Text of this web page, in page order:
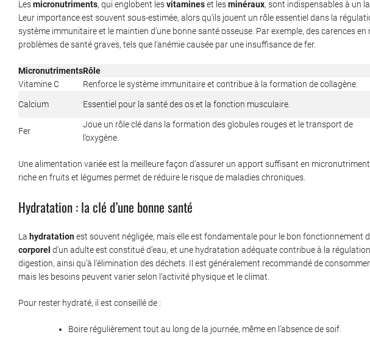
Lesmicronutriments, qui englobent lesvitamineset lesminéraux, sont indispensables à un
Leur importance est souvent sous-estimée, alors qu’ils jouent un rôle essentiel dans la
système immunitaire et le maintien d’une bonne santé osseuse. Par exemple, des carences
problèmes de santé graves, tels que l’anémie causée par une insuffisance de fer.
MicronutrimentsRôle
Vitamine C
Renforce le système immunitaire et contribue à la formation de collagène.
Calcium Essentiel pour la santé des os et la fonction musculaire.
Fer
Joue un rôle clé dans la formation des globules rouges et le transport de
l’oxygène.
Une alimentation variée est la meilleure façon d’assurer un apport suffisant en
riche en fruits et légumes permet de réduire le risque de maladies chroniques.
Hydratation : la clé d’une bonne santé
La hydratationest souvent négligée, mais elle est fondamentale pour le bon fonctionnement
corporel d’un adulte est constitué d’eau, et une hydratation adéquate contribue à la
digestion, ainsi qu’à l’élimination des déchets. Il est généralement recommandé de
mais les besoins peuvent varier selon l’activité physique et le climat.
Pour rester hydraté, il est conseillé de :
Boire régulièrement tout au long de la journée, même en l’absence de soif.